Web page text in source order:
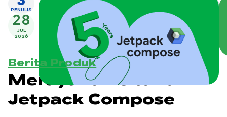
PENULIS
28
JUL
2026
Berita Produk
Merayakan 5 tahun
Jetpack Compose